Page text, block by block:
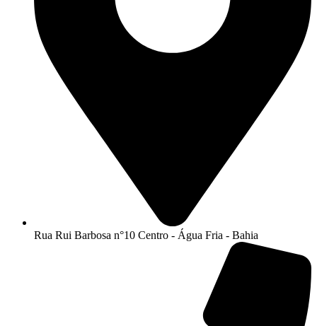
Rua Rui Barbosa n°10 Centro - Água Fria - Bahia